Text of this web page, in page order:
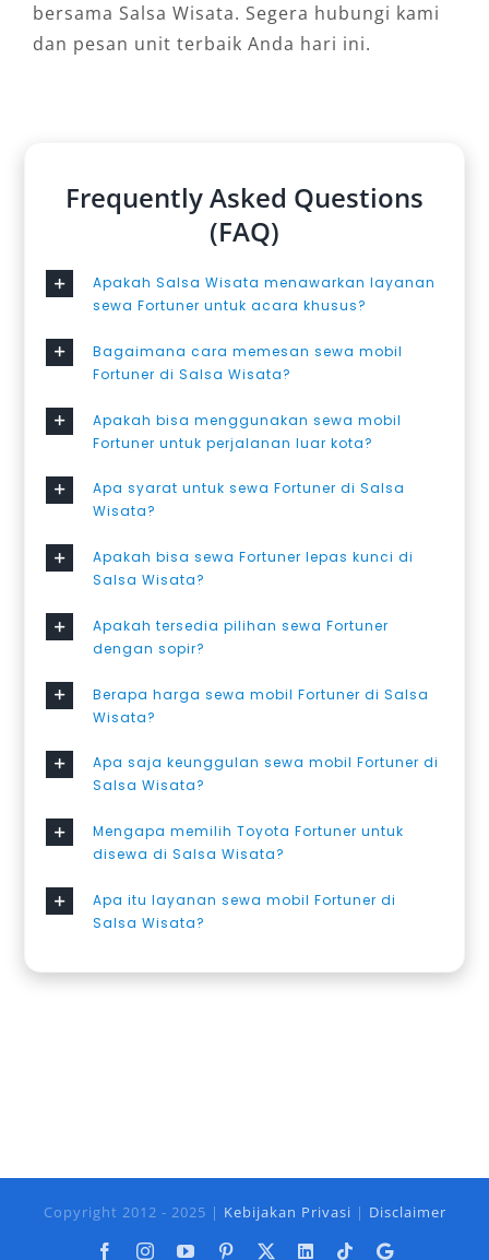
bersama Salsa Wisata. Segera hubungi kami
dan pesan unit terbaik Anda hari ini.
Frequently Asked Questions
(FAQ)
Apakah Salsa Wisata menawarkan layanan
sewa Fortuner untuk acara khusus?
Bagaimana cara memesan sewa mobil
Fortuner di Salsa Wisata?
Apakah bisa menggunakan sewa mobil
Fortuner untuk perjalanan luar kota?
Apa syarat untuk sewa Fortuner di Salsa
Wisata?
Apakah bisa sewa Fortuner lepas kunci di
Salsa Wisata?
Apakah tersedia pilihan sewa Fortuner
dengan sopir?
Berapa harga sewa mobil Fortuner di Salsa
Wisata?
Apa saja keunggulan sewa mobil Fortuner di
Salsa Wisata?
Mengapa memilih Toyota Fortuner untuk
disewa di Salsa Wisata?
Apa itu layanan sewa mobil Fortuner di
Salsa Wisata?
Copyright 2012 - 2025 | Kebijakan Privasi | Disclaimer
FacebookInstagramYouTubePinterest LinkedIn
TiktokGoogle